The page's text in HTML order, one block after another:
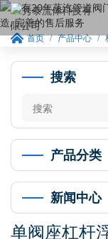
首页 产品中心
搜索
产品分类
新闻中心
单阀座杠杆